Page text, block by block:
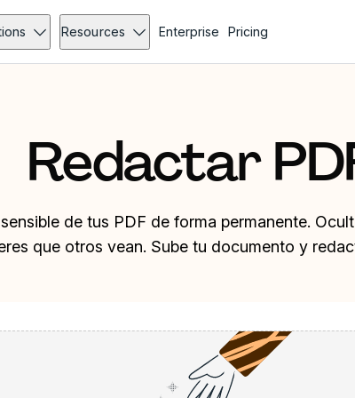
Resources Enterprise Pricing
Redactar
de tus PDF de forma permanente.
que otros vean. Sube tu documento y